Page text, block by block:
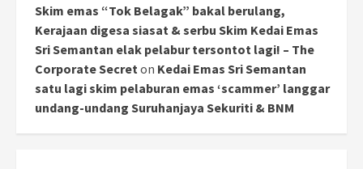
Skim emas “Tok Belagak” bakal berulang,
Kerajaan digesa siasat & serbu Skim Kedai Emas
Sri Semantan elak pelabur tersontot lagi! – The
Corporate Secreton Kedai Emas Sri Semantan
satu lagi skim pelaburan emas ‘scammer’ langgar
undang-undang Suruhanjaya Sekuriti & BNM